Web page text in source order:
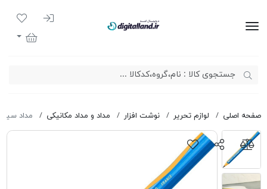
ورود به
لیست
سبد خرید
صفحه اصلی لوازم تحریر نوشت افزار مداد و مداد مکانیکی مداد